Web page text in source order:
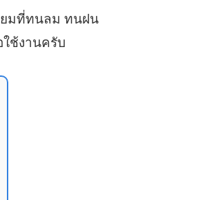
ยมที่ทนลม ทนฝน
ช้งานครับ